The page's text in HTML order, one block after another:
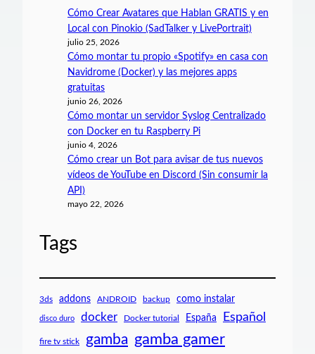
Cómo Crear Avatares que Hablan GRATIS y en
Local con Pinokio (SadTalker y LivePortrait)
julio 25, 2026
Cómo montar tu propio «Spotify» en casa con
Navidrome (Docker) y las mejores apps
gratuitas
junio 26, 2026
Cómo montar un servidor Syslog Centralizado
con Docker en tu Raspberry Pi
junio 4, 2026
Cómo crear un Bot para avisar de tus nuevos
vídeos de YouTube en Discord (Sin consumir la
API)
mayo 22, 2026
Tags
3ds addons ANDROID backup como instalar
disco duro docker Docker tutorial España Español
fire tv stick gamba gamba gamer